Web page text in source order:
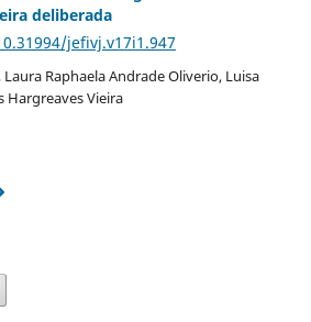
deliberada
jefivj.v17i1.947
Laura Raphaela Andrade Oliverio, Luisa
Hargreaves Vieira